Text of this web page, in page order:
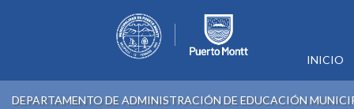
INICIO
DEPARTAMENTO DE ADMINISTRACIÓN DE EDUCACIÓN